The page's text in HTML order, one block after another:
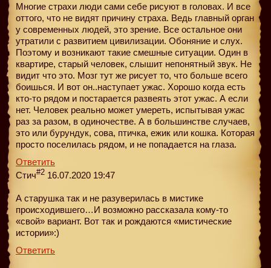
Многие страхи люди сами себе рисуют в головах. И все
оттого, что не видят причину страха. Ведь главный орган
у современных людей, это зрение. Все остальное они
утратили с развитием цивилизации. Обоняние и слух.
Поэтому и возникают такие смешные ситуации. Один в
квартире, старый человек, слышит непонятный звук. Не
видит что это. Мозг тут же рисует то, что больше всего
боишься. И вот он..наступает ужас. Хорошо когда есть
кто-то рядом и постарается развеять этот ужас. А если
нет. Человек реально может умереть, испытывая ужас
раз за разом, в одиночестве. А в большинстве случаев,
это или бурундук, сова, птичка, ежик или кошка. Которая
просто поселилась рядом, и не попадается на глаза.
Ответить
Стич#2 16.07.2020 19:47
А старушка так и не разуверилась в мистике
происходившего…И возможно рассказала кому-то
«свой» вариант. Вот так и рождаются «мистические
истории»:)
Ответить